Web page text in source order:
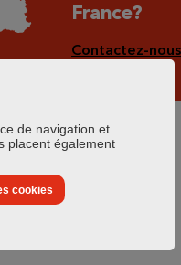
France?
Contactez-nous
de navigation et
placent également
cookies